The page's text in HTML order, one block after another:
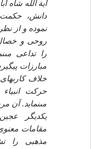
آية الله شاه
دانش،
نموده و از
روحى و
را تداعى
مبارزات
خلاف
حركت
مى‏نمايد. آن
يكديگر
مقامات
مذهبى را